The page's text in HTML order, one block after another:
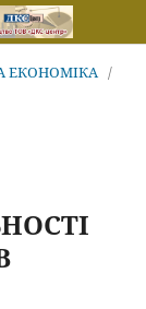
ЕКОНОМІКА /